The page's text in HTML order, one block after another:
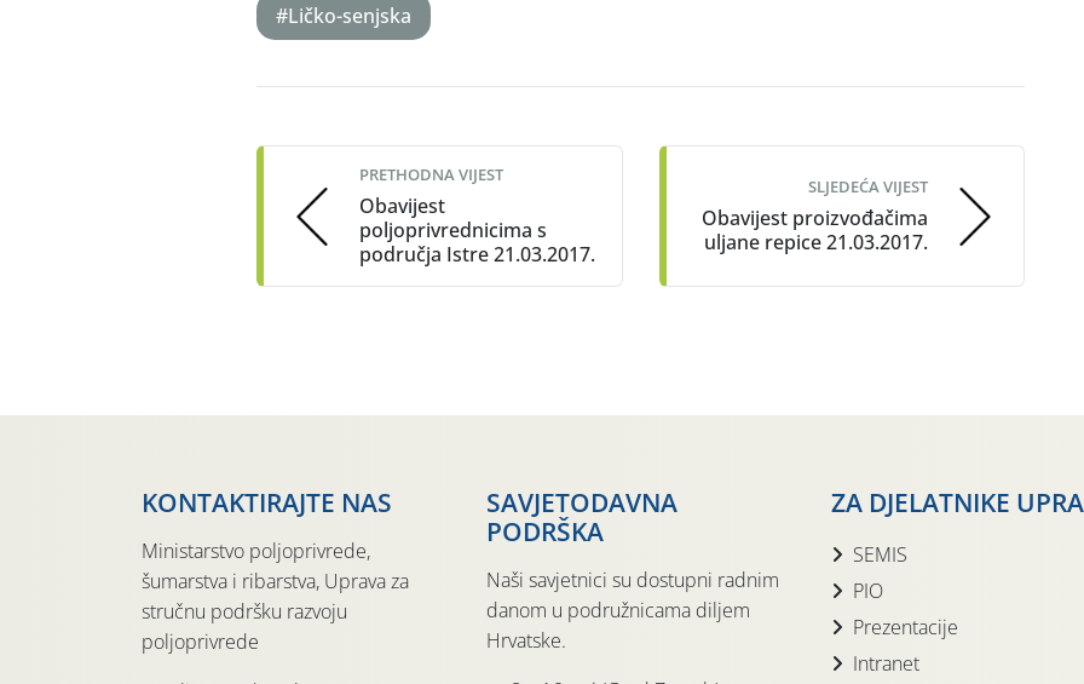
#Ličko-senjska
navigation
PRETHODNA VIJEST
Obavijest
poljoprivrednicima s
područja Istre 21.03.2017.
SLJEDEĆA VIJEST
Obavijest proizvođačima
uljane repice 21.03.2017.
KONTAKTIRAJTE NAS
Ministarstvo poljoprivrede,
šumarstva i ribarstva, Uprava za
stručnu podršku razvoju
poljoprivrede
SAVJETODAVNA
PODRŠKA
Naši savjetnici su dostupni radnim
danom u podružnicama diljem
Hrvatske.
ZA DJELATNIKE
SEMIS
PIO
Prezentacije
Intranet